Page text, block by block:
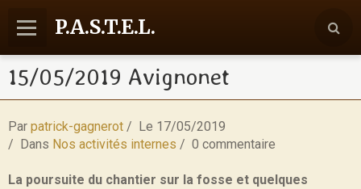
P.A.S.T.E.L.
Accueil
Agenda
Reportages
Nos activités
15/05/2019 Avignonet
Par patrick-gagnerot
Le 17/05/2019
Dans Nos activités internes 0 commentaire
La poursuite du chantier sur la fosse et quelques